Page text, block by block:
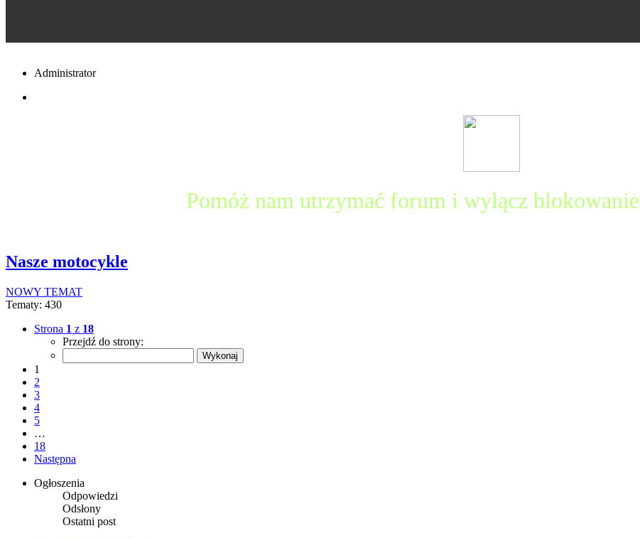
Administrator
Pomóż nam utrzymać forum i wyłącz
Nasze motocykle
NOWY TEMAT
Tematy: 430
Strona 1 z 18
Przejdź do strony:
1
2
3
4
5
…
18
Następna
Ogłoszenia
Odpowiedzi
Odsłony
Ostatni post